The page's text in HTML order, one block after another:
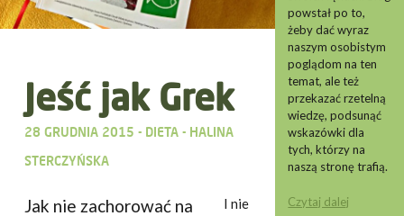
Jeść jak Grek
28 GRUDNIA 2015 - DIETA - HALINA
STERCZYŃSKA
Jak nie zachorować na
I nie
powstał po to,
żeby dać wyraz
naszym osobistym
poglądom na ten
temat, ale też
przekazać rzetelną
wiedzę, podsunąć
wskazówki dla
tych, którzy na
naszą stronę trafią.
Czytaj dalej